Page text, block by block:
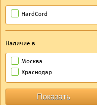
HardCord
Наличие в
Москва
Краснодар